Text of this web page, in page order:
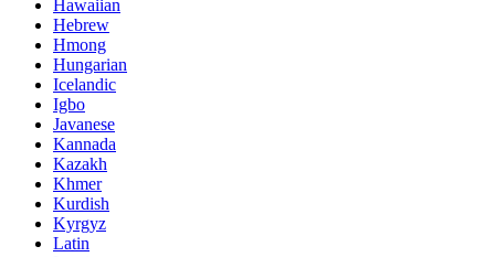
Hawaiian
Hebrew
Hmong
Hungarian
Icelandic
Igbo
Javanese
Kannada
Kazakh
Khmer
Kurdish
Kyrgyz
Latin